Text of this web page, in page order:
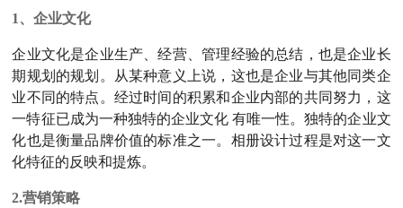
1、企业文化
企业文化是企业生产、经营、管理经验的总结，也是企业长
期规划的规划。从某种意义上说，这也是企业与其他同类企
业不同的特点。经过时间的积累和企业内部的共同努力，这
一特征已成为一种独特的企业文化 有唯一性。独特的企业文
化也是衡量品牌价值的标准之一。相册设计过程是对这一文
化特征的反映和提炼。
2.营销策略